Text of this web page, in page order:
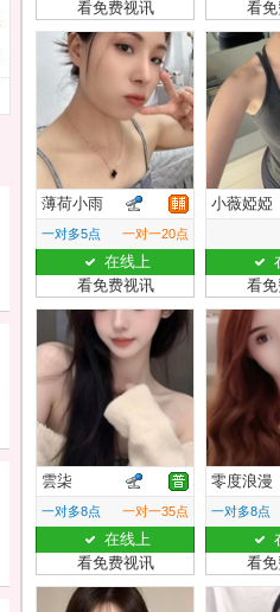
看免费视讯
看
薄荷小雨
一对多5点 一对一20点
在线上
看免费视讯
小薇婭婭
看
雲柒
一对多8点 一对一35点
在线上
看免费视讯
零度浪漫
一对多8点
看